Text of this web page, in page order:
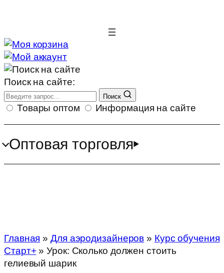
Поиск на сайте:
Поиск
Товары оптом Информация на сайте
Оптовая торговля
Главная »Для аэродизайнеров » Курс обучения
Старт+»Урок: Сколько должен стоить
гелиевый шарик